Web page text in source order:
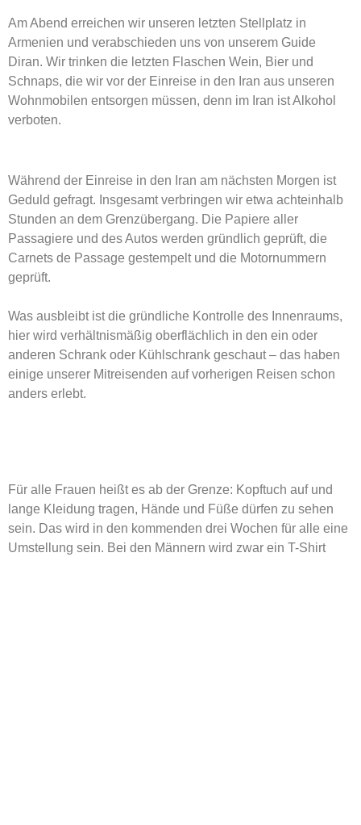
Am Abend erreichen wir unseren letzten Stellplatz in
Armenien und verabschieden uns von unserem Guide
Diran. Wir trinken die letzten Flaschen Wein, Bier und
Schnaps, die wir vor der Einreise in den Iran aus unseren
Wohnmobilen entsorgen müssen, denn im Iran ist Alkohol
verboten.
Während der Einreise in den Iran am nächsten Morgen ist
Geduld gefragt. Insgesamt verbringen wir etwa achteinhalb
Stunden an dem Grenzübergang. Die Papiere aller
Passagiere und des Autos werden gründlich geprüft, die
Carnets de Passage gestempelt und die Motornummern
geprüft.
Was ausbleibt ist die gründliche Kontrolle des Innenraums,
hier wird verhältnismäßig oberflächlich in den ein oder
anderen Schrank oder Kühlschrank geschaut – das haben
einige unserer Mitreisenden auf vorherigen Reisen schon
anders erlebt.
Für alle Frauen heißt es ab der Grenze: Kopftuch auf und
lange Kleidung tragen, Hände und Füße dürfen zu sehen
sein. Das wird in den kommenden drei Wochen für alle eine
Umstellung sein. Bei den Männern wird zwar ein T-Shirt